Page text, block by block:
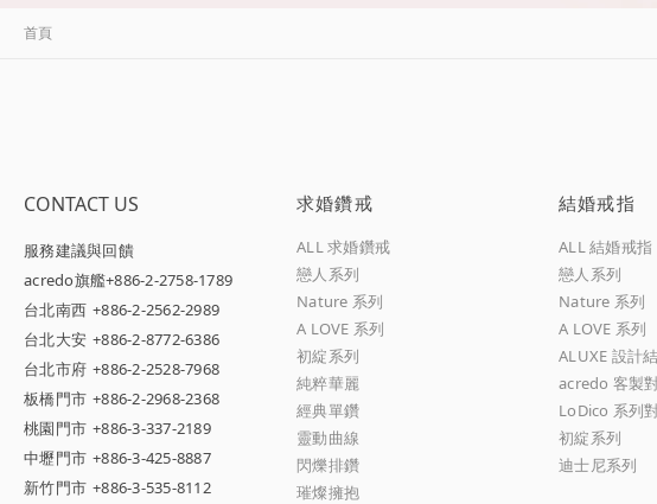
首頁
CONTACT US
服務建議與回饋
acredo旗艦+886-2-2758-1789
台北南西 +886-2-2562-2989
台北大安 +886-2-8772-6386
台北市府 +886-2-2528-7968
板橋門市 +886-2-2968-2368
桃園門市 +886-3-337-2189
中壢門市 +886-3-425-8887
新竹門市 +886-3-535-8112
求婚鑽戒
ALL 求婚鑽戒
戀人系列
Nature 系列
A LOVE 系列
初綻系列
純粹華麗
經典單鑽
靈動曲線
閃爍排鑽
璀燦擁抱
結婚戒指
ALL 結婚戒指
戀人系列
Nature 系列
A LOVE 系列
ALUXE 設計
acredo 客製
LoDico 系列
初綻系列
迪士尼系列